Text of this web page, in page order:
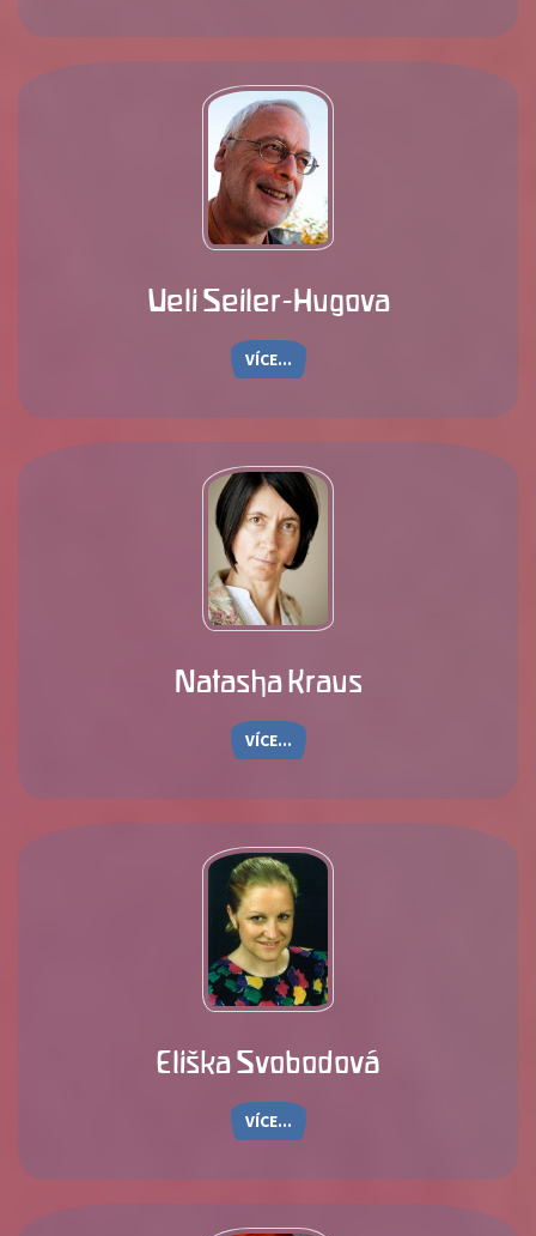
Ueli Seiler-Hugova
VÍCE...
Natasha Kraus
VÍCE...
Eliška Svobodová
VÍCE...